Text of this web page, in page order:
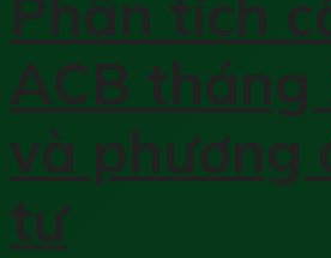
Phân tích
ACB tháng
và phương
tư